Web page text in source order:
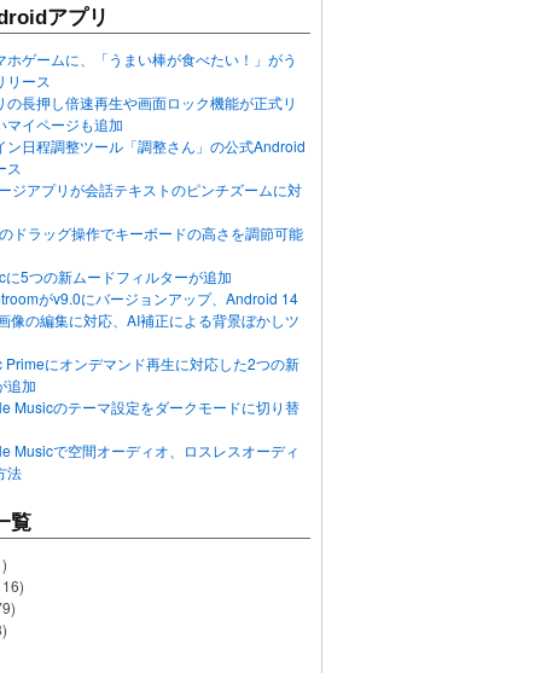
アプリ
ホゲームに、「うまい棒が食べたい！」がう
リース
の長押し倍速再生や画面ロック機能が正式リ
マイページも追加
ン日程調整ツール「調整さん」の公式Android
ス
ジアプリが会話テキストのピンチズームに対
ドラッグ操作でキーボードの高さを調節可能
に5つの新ムードフィルターが追加
がv9.0にバージョンアップ、Android 14
像の編集に対応、AI補正による背景ぼかしツ
Primeにオンデマンド再生に対応した2つの新
追加
Musicのテーマ設定をダークモードに切り替
Musicで空間オーディオ、ロスレスオーディ
法
覧